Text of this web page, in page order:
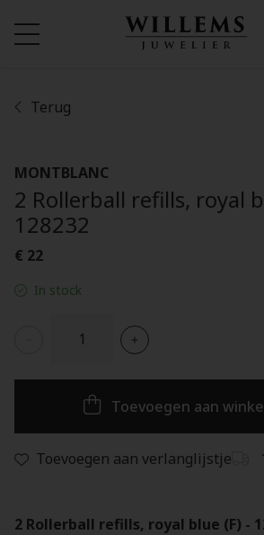
Terug
MONTBLANC
2 Rollerball refills, royal
128232
€ 22
In stock
Toevoegen aan
Toevoegen aan verlanglijstje
2 Rollerball refills, royal blue (F) -